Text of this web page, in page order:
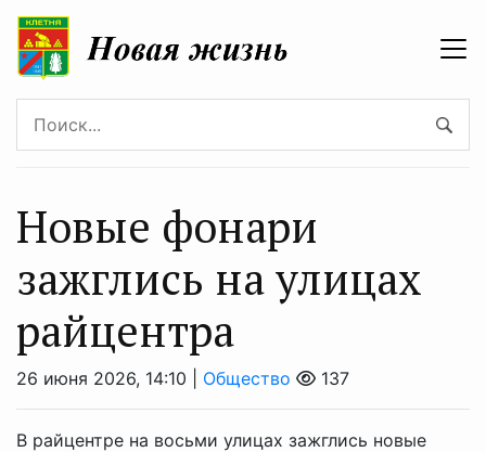
Новые фонари
зажглись на улицах
райцентра
26 июня 2026, 14:10 | Общество 137
В райцентре на восьми улицах зажглись новые